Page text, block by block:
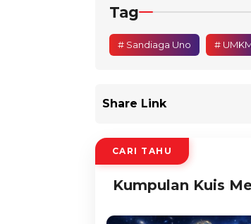
Tag
# Sandiaga Uno #
Share Link
CARI TAHU
Kumpulan Kuis